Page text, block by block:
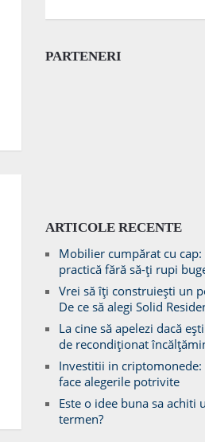
PARTENERI
ARTICOLE RECENTE
Mobilier cumpărat cu
practică fără să-ți rupi
Vrei să îți construiești un
De ce să alegi Solid
La cine să apelezi dacă
de recondiționat
Investitii in
face alegerile potrivite
Este o idee buna sa achiti
termen?